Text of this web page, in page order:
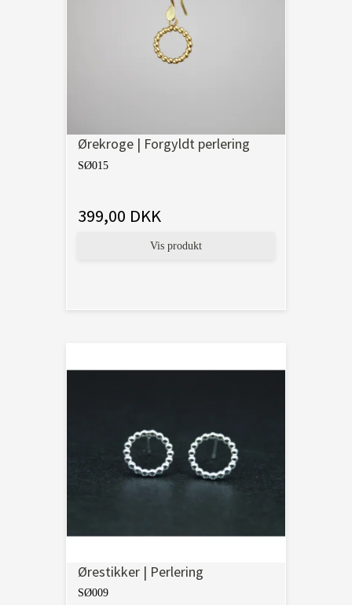
Ørekroge | Forgyldt perlering
SØ015
399,00 DKK
Vis produkt
Ørestikker | Perlering
SØ009